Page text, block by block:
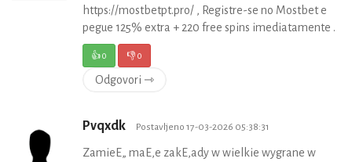
https://mostbetpt.pro/ , Registre-se no Mostbet e
pegue 125% extra + 220 free spins imediatamente .
👍0 👎0
Odgovori ⇾
Pvqxdk Postavljeno 17-03-2026 05:38:31
ZamieЕ„ maЕ‚e zakЕ‚ady w wielkie wygrane w